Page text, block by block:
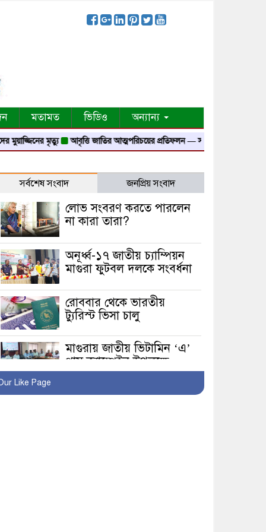
মতামত ভিডিও অন্যান্য
মৃত্যু আবৃত্তি জাতির আত্মপরিচয়ের প্রতিফলন — সংস্কৃতি মন্ত্রী
সর্বশেষ সংবাদ জনপ্রিয় সংবাদ
লোভ সংবরণ করতে পারলেন
না কারা তারা?
অনূর্ধ্ব-১৭ জাতীয় চ্যাম্পিয়ন
মাগুরা ফুটবল দলকে সংবর্ধনা
রোববার থেকে ভারতীয়
ট্যুরিস্ট ভিসা চালু
মাগুরায় জাতীয় ভিটামিন ‘এ’
প্লাস ক্যাম্পেইন উপলক্ষে
সাংবাদিক অবহিতকরণ
Like Page